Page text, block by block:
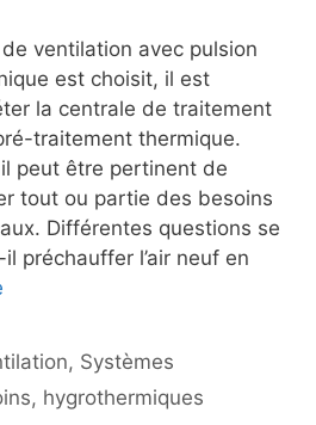
de ventilation avec pulsion
est choisit, il est
la centrale de traitement
traitement thermique.
peut être pertinent de
tout ou partie des besoins
Différentes questions se
préchauffer l’air neuf en
, Systèmes
, hygrothermiques